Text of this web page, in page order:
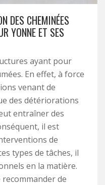
DES CHEMINÉES
YONNE ET SES
ayant pour
En effet, à force
venant de
des détériorations
entraîner des
il est
de
types de tâches, il
en la matière.
de